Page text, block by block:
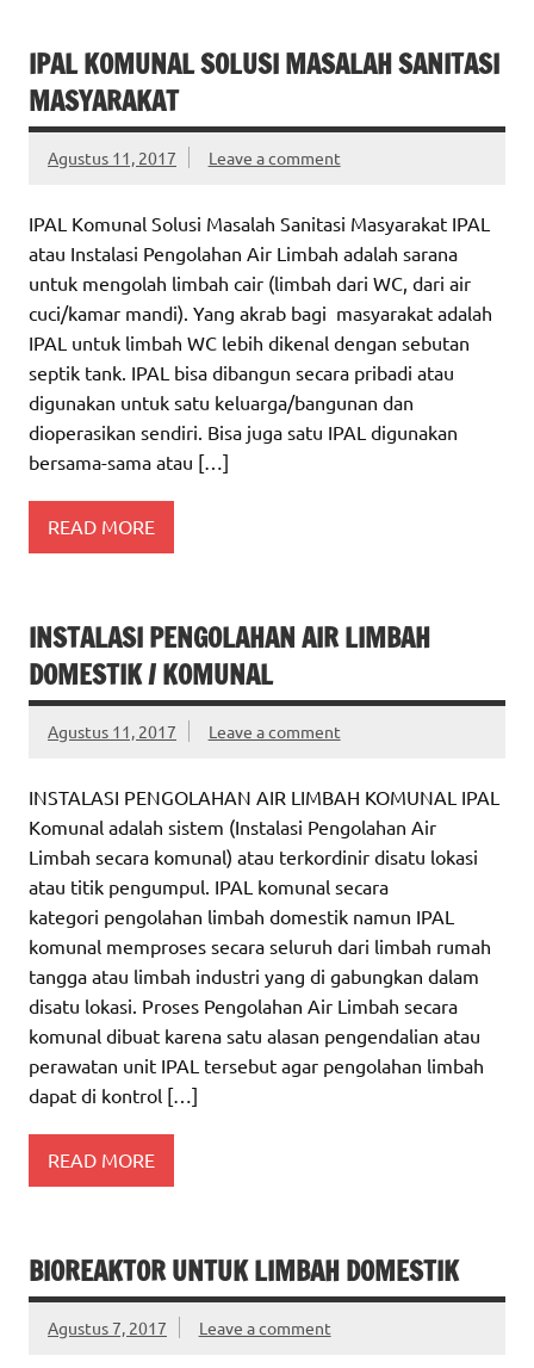
IPAL KOMUNAL SOLUSI MASALAH SANITASI
MASYARAKAT
Agustus 11, 2017 Leave a comment
IPAL Komunal Solusi Masalah Sanitasi Masyarakat IPAL
atau Instalasi Pengolahan Air Limbah adalah sarana
untuk mengolah limbah cair (limbah dari WC, dari air
cuci/kamar mandi). Yang akrab bagi masyarakat adalah
IPAL untuk limbah WC lebih dikenal dengan sebutan
septik tank. IPAL bisa dibangun secara pribadi atau
digunakan untuk satu keluarga/bangunan dan
dioperasikan sendiri. Bisa juga satu IPAL digunakan
bersama-sama atau […]
READ MORE
INSTALASI PENGOLAHAN AIR LIMBAH
DOMESTIK / KOMUNAL
Agustus 11, 2017 Leave a comment
INSTALASI PENGOLAHAN AIR LIMBAH KOMUNAL IPAL
Komunal adalah sistem (Instalasi Pengolahan Air
Limbah secara komunal) atau terkordinir disatu lokasi
atau titik pengumpul. IPAL komunal secara
kategori pengolahan limbah domestik namun IPAL
komunal memproses secara seluruh dari limbah rumah
tangga atau limbah industri yang di gabungkan dalam
disatu lokasi. Proses Pengolahan Air Limbah secara
komunal dibuat karena satu alasan pengendalian atau
perawatan unit IPAL tersebut agar pengolahan limbah
dapat di kontrol […]
READ MORE
BIOREAKTOR UNTUK LIMBAH DOMESTIK
Agustus 7, 2017 Leave a comment